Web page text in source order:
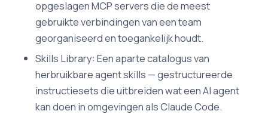
opgeslagen MCP servers die de meest
gebruikte verbindingen van een team
georganiseerd en toegankelijk houdt.
Skills Library: Een aparte catalogus van
herbruikbare agent skills — gestructureerde
instructiesets die uitbreiden wat een AI agent
kan doen in omgevingen als Claude Code.